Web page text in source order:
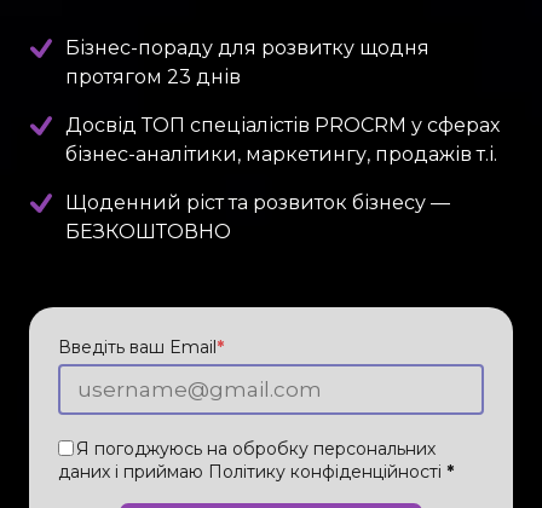
Бізнес-пораду для розвитку щодня
протягом 23 днів
Досвід ТОП спеціалістів PROCRM у сферах
бізнес-аналітики, маркетингу, продажів т.і.
Щоденний ріст та розвиток бізнесу —
БЕЗКОШТОВНО
Введіть ваш Email*
Я погоджуюсь на обробку персональних
даних і приймаю Політику конфіденційності *